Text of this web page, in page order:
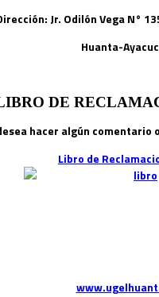
Jr. Odilón Vega N°
Huanta-
DE
hacer algún comentario
Libro de